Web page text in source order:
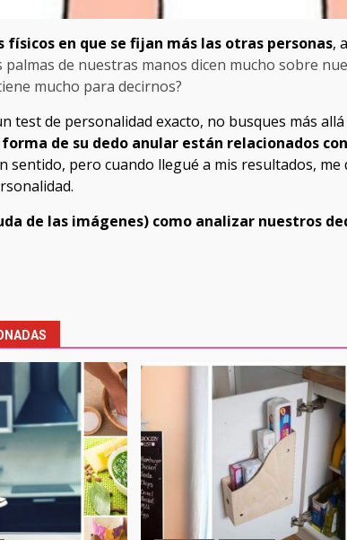
físicos en que se fijan más las otras personas,
palmas de nuestras manos dicen mucho sobre
mucho para decirnos?
test de personalidad exacto, no busques más
de su dedo anular están relacionados
sentido, pero cuando llegué a mis resultados,
de las imágenes) como analizar nuestros